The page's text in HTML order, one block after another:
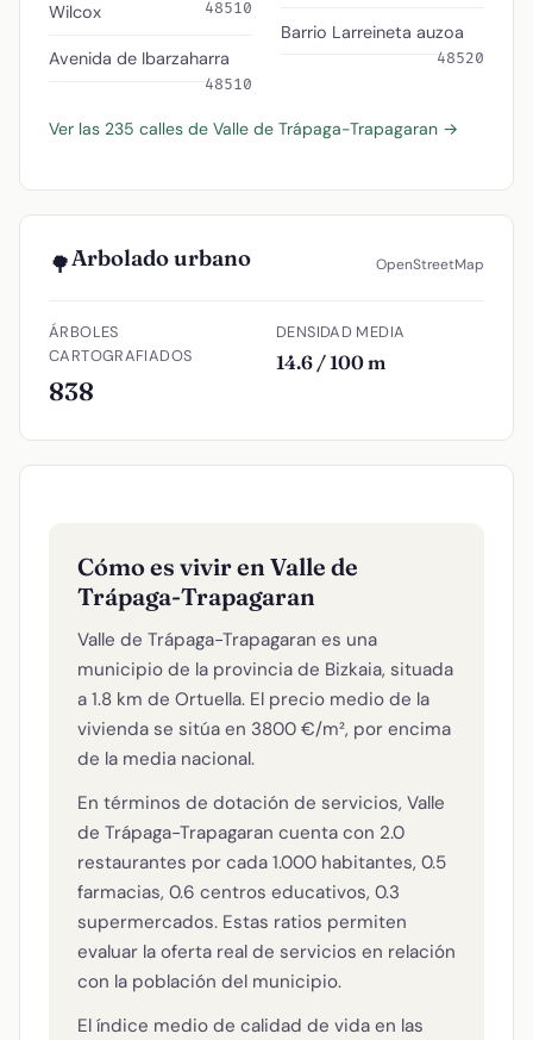
Wilcox 48510
Avenida de Ibarzaharra
48510
Barrio Larreineta auzoa
48520
Ver las 235 calles de Valle de Trápaga-Trapagaran →
🌳Arbolado urbano OpenStreetMap
ÁRBOLES
CARTOGRAFIADOS
838
DENSIDAD MEDIA
14.6 / 100 m
Cómo es vivir en Valle de
Trápaga-Trapagaran
Valle de Trápaga-Trapagaran es una
municipio de la provincia de Bizkaia, situada
a 1.8 km de Ortuella. El precio medio de la
vivienda se sitúa en 3800 €/m², por encima
de la media nacional.
En términos de dotación de servicios, Valle
de Trápaga-Trapagaran cuenta con 2.0
restaurantes por cada 1.000 habitantes, 0.5
farmacias, 0.6 centros educativos, 0.3
supermercados. Estas ratios permiten
evaluar la oferta real de servicios en relación
con la población del municipio.
El índice medio de calidad de vida en las